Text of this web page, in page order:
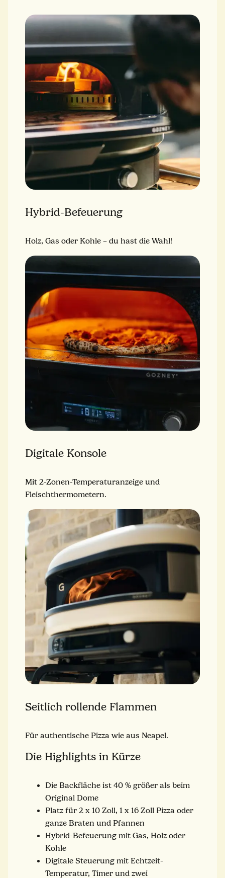
Hybrid-Befeuerung
Holz, Gas oder Kohle – du hast die Wahl!
Digitale Konsole
Mit 2-Zonen-Temperaturanzeige und
Fleischthermometern.
Seitlich rollende Flammen
Für authentische Pizza wie aus Neapel.
Die Highlights in Kürze
Die Backfläche ist 40 % größer als beim
Original Dome
Platz für 2 x 10 Zoll, 1 x 16 Zoll Pizza oder
ganze Braten und Pfannen
Hybrid-Befeuerung mit Gas, Holz oder
Kohle
Digitale Steuerung mit Echtzeit-
Temperatur, Timer und zwei